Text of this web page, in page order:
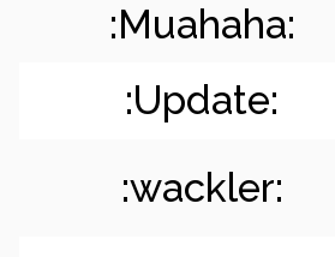
:Muahaha:
:Update:
:wackler: